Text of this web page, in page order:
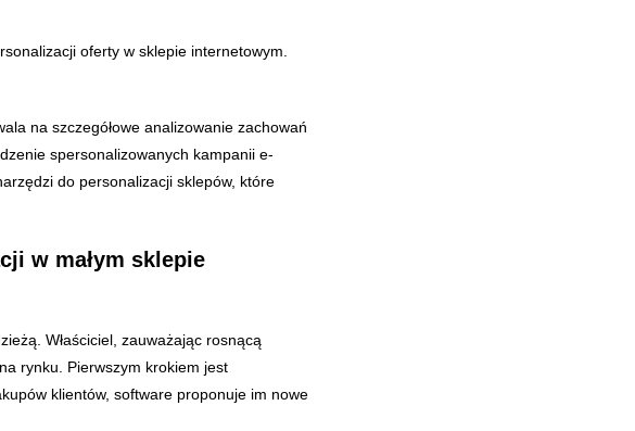
oferty w sklepie internetowym.
na szczegółowe analizowanie zachowań
spersonalizowanych kampanii e-
do personalizacji sklepów, które
w małym sklepie
Właściciel, zauważając rosnącą
rynku. Pierwszym krokiem jest
klientów, software proponuje im nowe